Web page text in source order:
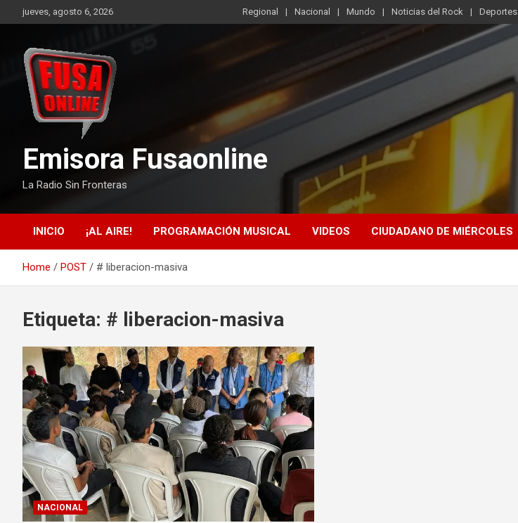
to
jueves, agosto 6, 2026 Regional Nacional Mundo Noticias del Rock Deportes
Emisora Fusaonline
La Radio Sin Fronteras
INICIO ¡AL AIRE! PROGRAMACIÓN MUSICAL VIDEOS CIUDADANO DE MIÉRCOLES
Home POST # liberacion-masiva
Etiqueta: # liberacion-masiva
NACIONAL